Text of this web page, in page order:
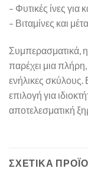
– Φυτικές ίνες για
– Βιταμίνες και
Συμπερασματικά,
παρέχει μια πλήρη,
ενήλικες σκύλους.
επιλογή για
αποτελεσματική
ΣΧΕΤΙΚΆ